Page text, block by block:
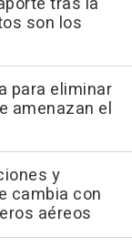
son los
para eliminar
amenazan el
y
cambia con
aéreos